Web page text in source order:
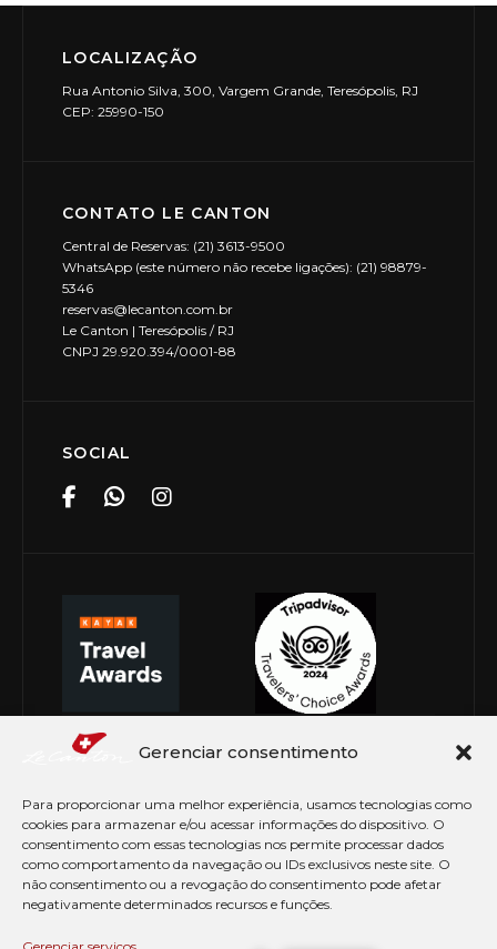
Gerenciar consentimento
Para proporcionar uma melhor experiência, usamos tecnologias como
cookies para armazenar e/ou acessar informações do dispositivo. O
consentimento com essas tecnologias nos permite processar dados
como comportamento da navegação ou IDs exclusivos neste site. O
não consentimento ou a revogação do consentimento pode afetar
negativamente determinados recursos e funções.
LOCALIZAÇÃO
Rua Antonio Silva, 300, Vargem Grande, Teresópolis, RJ
CEP: 25990-150
CONTATO LE CANTON
Central de Reservas: (21) 3613-9500
WhatsApp (este número não recebe ligações): (21) 98879-
5346
reservas@lecanton.com.br
Le Canton | Teresópolis / RJ
CNPJ 29.920.394/0001-88
SOCIAL
© Copyright 2026 Le Canton. Todos os direitos